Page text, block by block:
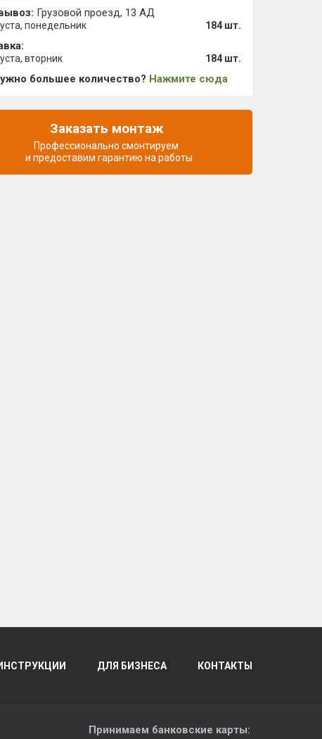
Грузовой проезд, 13 АД
понедельник 184 шт.
вторник 184 шт.
большее количество? Нажмите сюда
Заказать монтаж
Профессионально смонтируем
и предоставим гарантию на работы
ДЛЯ БИЗНЕСА КОНТАКТЫ
Принимаем банковские карты: